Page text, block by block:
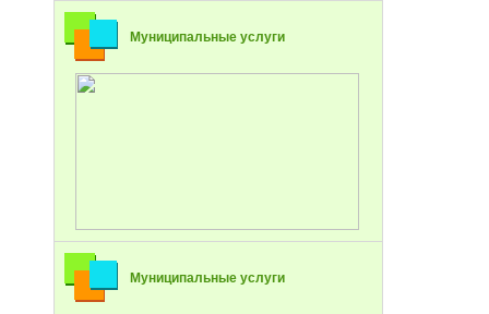
Муниципальные услуги
Муниципальные услуги